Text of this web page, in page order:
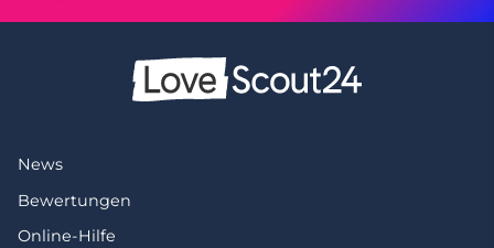
News
Bewertungen
Online-Hilfe